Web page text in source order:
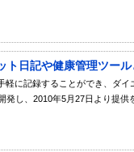
ト日記や健康管理ツー
軽に記録することができ、ダ
発し、2010年5月27日より提供